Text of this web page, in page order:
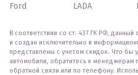
Ford
LADA
В соответствии со ст. 437 ГК РФ,
и создан исключительно в
представлены с учетом скидок. Что бы
автомобили, обратитесь к
обратной связи или по телефону.